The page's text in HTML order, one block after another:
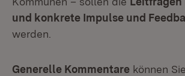
und konkrete Impulse und
werden.
Generelle Kommentare können